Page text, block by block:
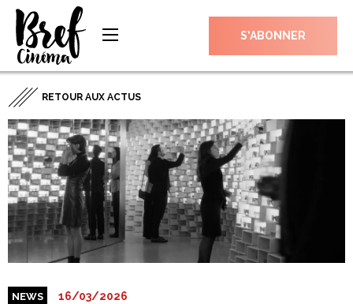
S’ABONNER
RETOUR AUX ACTUS
NEWS 16/03/2026